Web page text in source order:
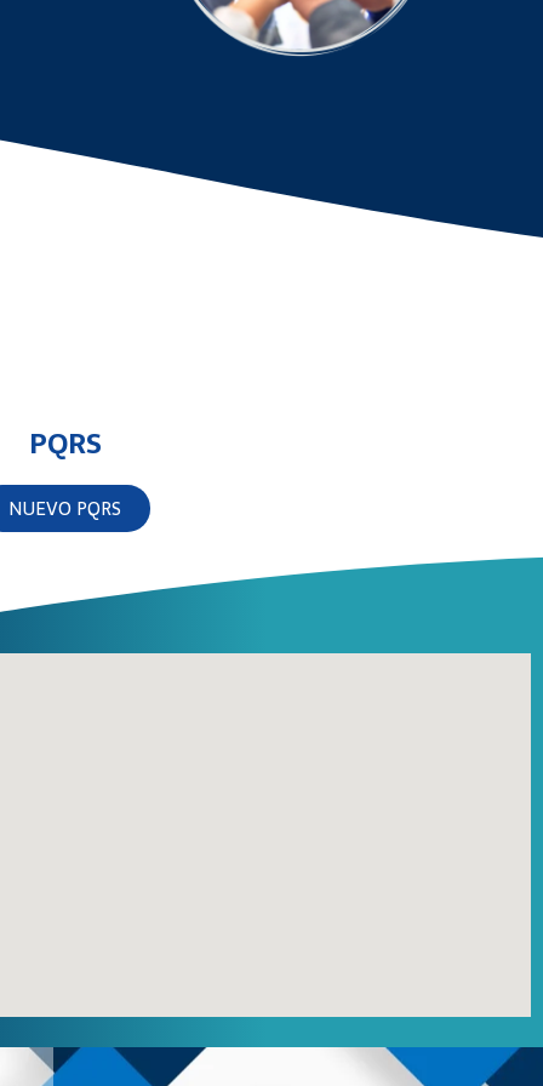
PQRS
NUEVO PQRS